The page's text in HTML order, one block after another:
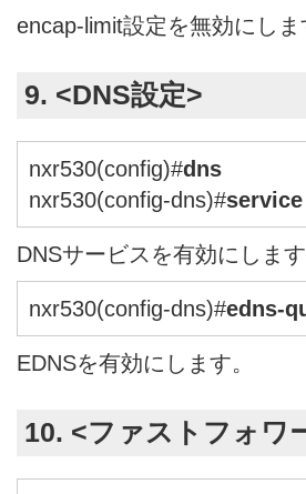
encap-limit設定を無効にしま
9. <DNS設定>
nxr530(config)#dns
nxr530(config-dns)#
DNSサービスを有効にします
nxr530(config-dns)#edns-
EDNSを有効にします。
10. <ファストフォワ